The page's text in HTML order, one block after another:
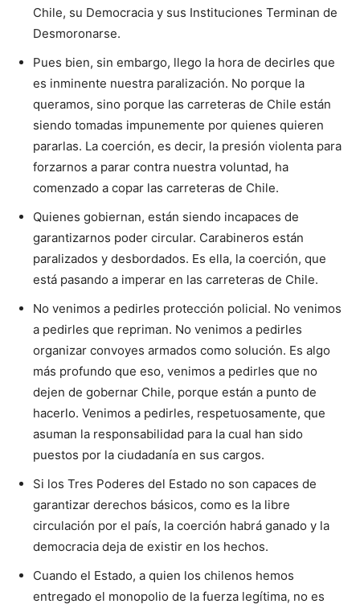
Chile, su Democracia y sus Instituciones Terminan de
Desmoronarse.
Pues bien, sin embargo, llego la hora de decirles que
es inminente nuestra paralización. No porque la
queramos, sino porque las carreteras de Chile están
siendo tomadas impunemente por quienes quieren
pararlas. La coerción, es decir, la presión violenta para
forzarnos a parar contra nuestra voluntad, ha
comenzado a copar las carreteras de Chile.
Quienes gobiernan, están siendo incapaces de
garantizarnos poder circular. Carabineros están
paralizados y desbordados. Es ella, la coerción, que
está pasando a imperar en las carreteras de Chile.
No venimos a pedirles protección policial. No venimos
a pedirles que repriman. No venimos a pedirles
organizar convoyes armados como solución. Es algo
más profundo que eso, venimos a pedirles que no
dejen de gobernar Chile, porque están a punto de
hacerlo. Venimos a pedirles, respetuosamente, que
asuman la responsabilidad para la cual han sido
puestos por la ciudadanía en sus cargos.
Si los Tres Poderes del Estado no son capaces de
garantizar derechos básicos, como es la libre
circulación por el país, la coerción habrá ganado y la
democracia deja de existir en los hechos.
Cuando el Estado, a quien los chilenos hemos
entregado el monopolio de la fuerza legítima, no es